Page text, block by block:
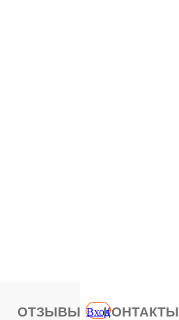
ОТЗЫВЫ КОНТАКТЫ
Вход